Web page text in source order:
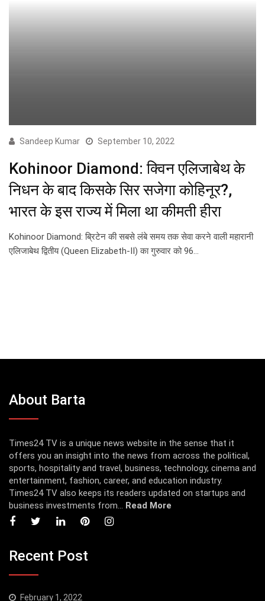
Sandeep Kumar September 10, 2022
Kohinoor Diamond: क्विन एलिजाबेथ के
निधन के बाद किसके सिर सजेगा कोहिनूर?,
भारत के इस राज्य में मिला था कीमती हीरा
Kohinoor Diamond: ब्रिटेन की सबसे लंबे समय तक सेवा करने वाली महारानी
एलिजाबेथ द्वितीय (Queen Elizabeth-II) का गुरुवार को 96…
About Barta
Times24 TV is a unique news website in the sense that it
offers you an insight into the news from across the political,
sports, hospitality and travel, business, technology, cinema and
entertainment, fashion, career, and education industry.
Times24 TV also keeps its readers updated on startups and
business investments from... Read More
Recent Post
February 1, 2022